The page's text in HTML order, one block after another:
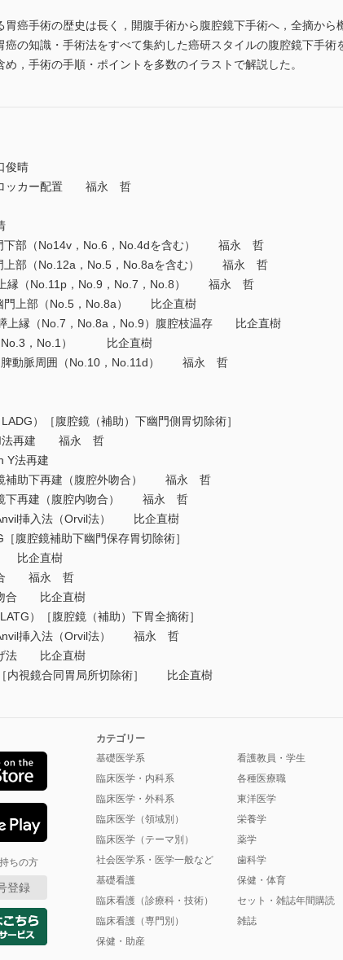
胃癌手術の歴史は長く，開腹手術から腹腔鏡下手術へ，全摘か
癌の知識・手術法をすべて集約した癌研スタイルの腹腔鏡下手
め，手術の手順・ポイントを多数のイラストで解説した。
晴
ッカー配置 福永 哲
部（No14v，No.6，No.4dを含む） 福永 哲
部（No.12a，No.5，No.8aを含む） 福永 哲
（No.11p，No.9，No.7，No.8） 福永 哲
上部（No.5，No.8a） 比企直樹
縁（No.7，No.8a，No.9）腹腔枝温存 比企直樹
，No.1） 比企直樹
動脈周囲（No.10，No.11d） 福永 哲
）［腹腔鏡（補助）下幽門側胃切除術］
再建 福永 哲
Y法再建
下再建（腹腔外吻合） 福永 哲
建（腹腔内吻合） 福永 哲
挿入法（Orvil法） 比企直樹
腹腔鏡補助下幽門保存胃切除術］
企直樹
福永 哲
合 比企直樹
）［腹腔鏡（補助）下胃全摘術］
挿入法（Orvil法） 福永 哲
法 比企直樹
視鏡合同胃局所切除術］ 比企直樹
ちの方
登録
カテゴリー
基礎医学系
臨床医学・内科系
臨床医学・外科系
臨床医学（領域別）
臨床医学（テーマ別）
社会医学系・医学一般など
基礎看護
臨床看護（診療科・技術）
臨床看護（専門別）
保健・助産
看護教員・学生
各種医療職
東洋医学
栄養学
薬学
歯科学
保健・体育
セット・雑誌年間購読
雑誌